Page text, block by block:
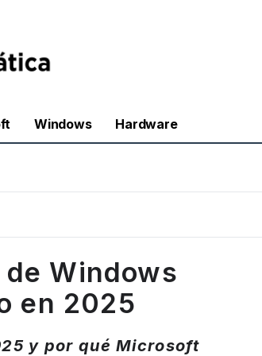
Windows Hardware
Windows
en 2025
y por qué Microsoft